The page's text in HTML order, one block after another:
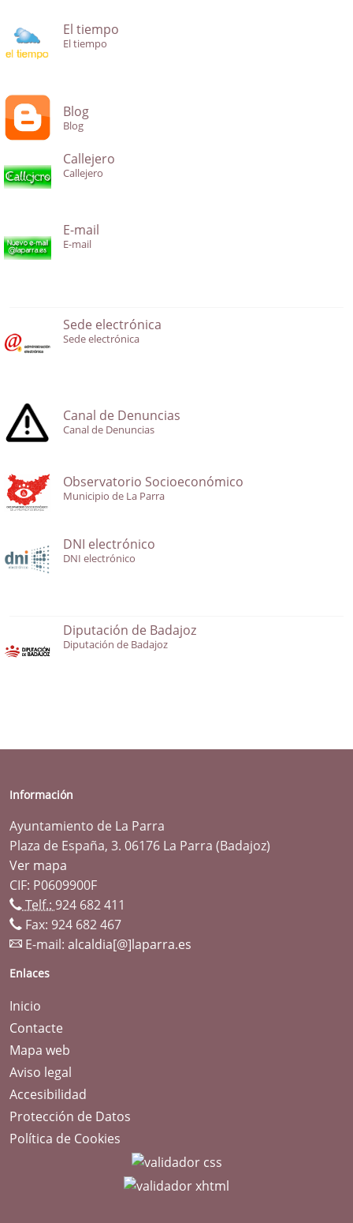
El tiempo
El tiempo
Blog
Blog
Callejero
Callejero
E-mail
E-mail
Sede electrónica
Sede electrónica
Canal de Denuncias
Canal de Denuncias
Observatorio Socioeconómico
Municipio de La Parra
DNI electrónico
DNI electrónico
Diputación de Badajoz
Diputación de Badajoz
Información
Ayuntamiento de La Parra
Plaza de España, 3. 06176 La Parra (Badajoz)
Ver mapa
CIF: P0609900F
Telf.: 924 682 411
Fax: 924 682 467
E-mail: alcaldia[@]laparra.es
Enlaces
Inicio
Contacte
Mapa web
Aviso legal
Accesibilidad
Protección de Datos
Política de Cookies